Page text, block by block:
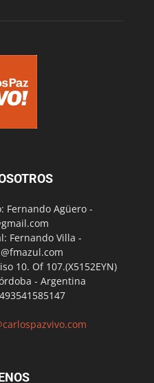
Fernando Agüero -
Fernando Villa -
10. Of 107.(X5152EYN)
- Argentina